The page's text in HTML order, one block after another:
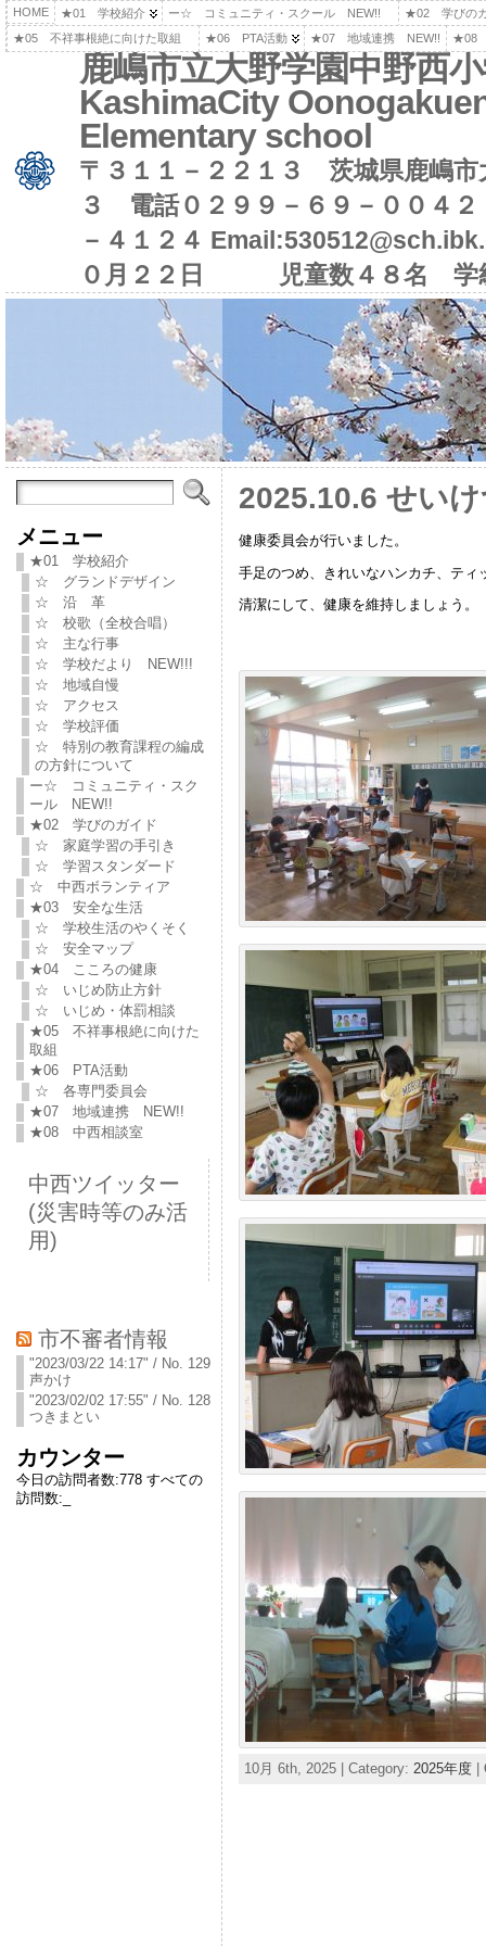
HOME ★01 学校紹介 ー☆ コミュニティ・スクール NEW!!
★02 学びの
★05 不祥事根絶に向けた取組
★06 PTA活動 ★07 地域連携 NEW!! ★08
鹿嶋市立大野学園中野西
KashimaCity
Elementary school
〒３１１－２２１３ 茨城県鹿嶋市
３ 電話０２９９－６９－００４
－４１２４
０月２２日 児童数４８名 学級
メニュー
★01 学校紹介
☆ グランドデザイン
☆ 沿 革
☆ 校歌（全校合唱）
☆ 主な行事
☆ 学校だより NEW!!!
☆ 地域自慢
☆ アクセス
☆ 学校評価
☆ 特別の教育課程の編成
の方針について
ー☆ コミュニティ・スク
ール NEW!!
★02 学びのガイド
☆ 家庭学習の手引き
☆ 学習スタンダード
☆ 中西ボランティア
★03 安全な生活
☆ 学校生活のやくそく
☆ 安全マップ
★04 こころの健康
☆ いじめ防止方針
☆ いじめ・体罰相談
★05 不祥事根絶に向けた
取組
★06 PTA活動
☆ 各専門委員会
★07 地域連携 NEW!!
★08 中西相談室
中西ツイッター
(災害時等のみ活
用)
市不審者情報
"2023/03/22 14:17" / No. 129
声かけ
"2023/02/02 17:55" / No. 128
つきまとい
カウンター
今日の訪問者数:778すべての
訪問数:
2025.10.6 せい
健康委員会が行いました。
手足のつめ、きれいなハンカチ、テ
清潔にして、健康を維持しましょう。
10月 6th, 2025 | Category: 2025年度|